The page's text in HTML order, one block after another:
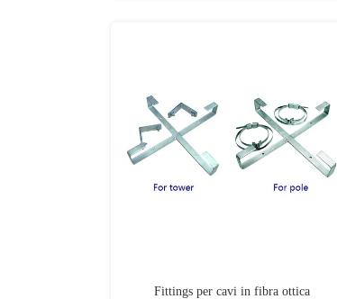
Fittings per cavi in fibra ottica